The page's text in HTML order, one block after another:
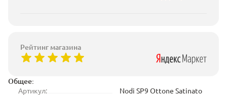
Общее:
Артикул:
Nodi SP9 Ottone Satinato
Рейтинг магазина